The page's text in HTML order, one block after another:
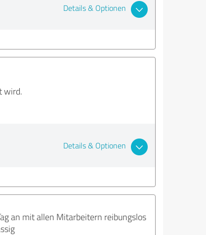
Details & Optionen
wird.
Details & Optionen
an mit allen Mitarbeitern reibungslos